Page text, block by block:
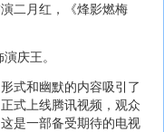
二月红，《烽影燃梅
庆王。
式和幽默的内容吸引了
式上线腾讯视频，观众
是一部备受期待的电视